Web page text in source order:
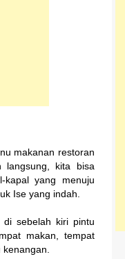
makanan restoran
langsung, kita bisa
kapal yang menuju
Ise yang indah.
di sebelah kiri pintu
makan, tempat